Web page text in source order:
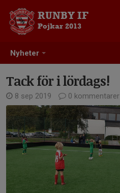
Nyheter
RUNBY IF
Pojkar 2013
Tack för i lördags!
8 sep 2019 0 kommentarer